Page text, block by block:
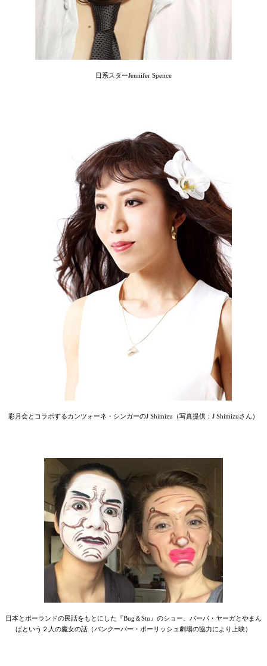
日系スターJennifer Spence
彩月会とコラボするカンツォーネ・シンガーのJ Shimizu（写真提供：J Shimizuさん）
日本とポーランドの民話をもとにした『Bug＆Stu』のショー。バーバ・ヤーガとやまん
ばという２人の魔女の話（バンクーバー・ポーリッシュ劇場の協力により上映）